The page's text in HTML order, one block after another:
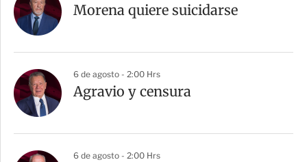
Morena quiere suicidarse
6 de agosto - 2:00 Hrs
Agravio y censura
6 de agosto - 2:00 Hrs